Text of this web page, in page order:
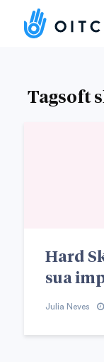
Tagsoft
Hard
sua
Julia Neves